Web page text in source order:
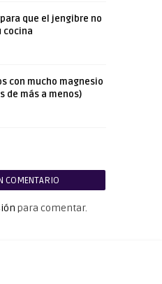
que el jengibre no
cocina
con mucho magnesio
de más a menos)
COMENTARIO
para comentar.